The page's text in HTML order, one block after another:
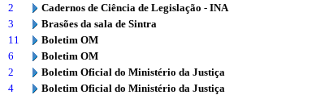
2
Cadernos de Ciência de Legislação - INA
3
Brasões da sala de Sintra
11
Boletim OM
6
Boletim OM
2
Boletim Oficial do Ministério da Justiça
4
Boletim Oficial do Ministério da Justiça